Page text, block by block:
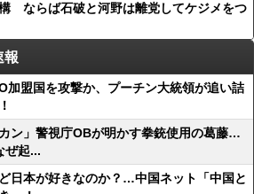
構 ならば石破と河野は離党してケジメをつ
報
加盟国を攻撃か、プーチン大統領が追い詰
ン」警視庁OBが明かす拳銃使用の葛藤…
ぜ起...
日本が好きなのか？…中国ネット「中国と